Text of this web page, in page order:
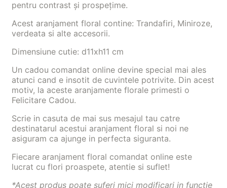
pentru contrast și prospețime.
Acest aranjament floral contine: Trandafiri, Miniroze,
verdeata si alte accesorii.
Dimensiune cutie: d11xh11 cm
Un cadou comandat online devine special mai ales
atunci cand e insotit de cuvintele potrivite. Din acest
motiv, la aceste aranjamente florale primesti o
Felicitare Cadou.
Scrie in casuta de mai sus mesajul tau catre
destinatarul acestui aranjament floral si noi ne
asiguram ca ajunge in perfecta siguranta.
Fiecare aranjament floral comandat online este
lucrat cu flori proaspete, atentie si suflet!
*Acest produs poate suferi mici modificari in functie